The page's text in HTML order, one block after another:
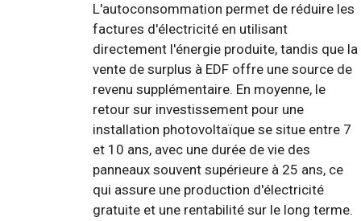
L'autoconsommation permet de réduire les
factures d'électricité en utilisant
directement l'énergie produite, tandis que la
vente de surplus à EDF offre une source de
revenu supplémentaire. En moyenne, le
retour sur investissement pour une
installation photovoltaïque se situe entre 7
et 10 ans, avec une durée de vie des
panneaux souvent supérieure à 25 ans, ce
qui assure une production d'électricité
gratuite et une rentabilité sur le long terme.